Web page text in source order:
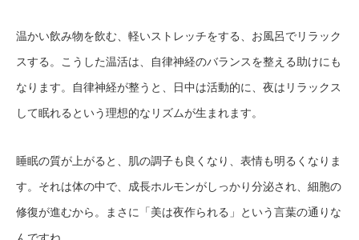
温かい飲み物を飲む、軽いストレッチをする、お風呂でリラック
スする。こうした温活は、自律神経のバランスを整える助けにも
なります。自律神経が整うと、日中は活動的に、夜はリラックス
して眠れるという理想的なリズムが生まれます。
睡眠の質が上がると、肌の調子も良くなり、表情も明るくなりま
す。それは体の中で、成長ホルモンがしっかり分泌され、細胞の
修復が進むから。まさに「美は夜作られる」という言葉の通りな